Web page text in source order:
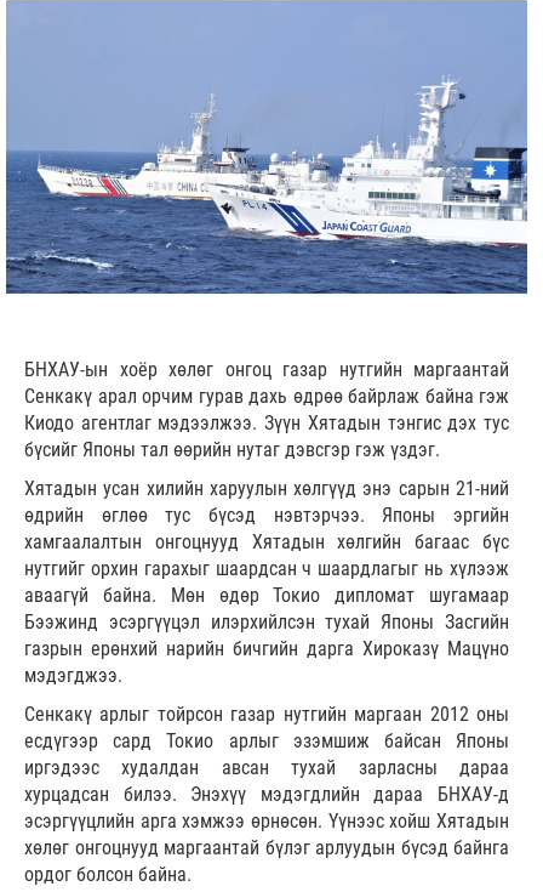
БНХАУ-ын хоёр хөлөг онгоц газар нутгийн маргаантай
Сенкакү арал орчим гурав дахь өдрөө байрлаж байна гэж
Киодо агентлаг мэдээлжээ. Зүүн Хятадын тэнгис дэх тус
бүсийг Японы тал өөрийн нутаг дэвсгэр гэж үздэг.
Хятадын усан хилийн харуулын хөлгүүд энэ сарын 21-ний
өдрийн өглөө тус бүсэд нэвтэрчээ. Японы эргийн
хамгаалалтын онгоцнууд Хятадын хөлгийн багаас бүс
нутгийг орхин гарахыг шаардсан ч шаардлагыг нь хүлээж
аваагүй байна. Мөн өдөр Токио дипломат шугамаар
Бээжинд эсэргүүцэл илэрхийлсэн тухай Японы Засгийн
газрын ерөнхий нарийн бичгийн дарга Хироказү Мацүно
мэдэгджээ.
Сенкакү арлыг тойрсон газар нутгийн маргаан 2012 оны
есдүгээр сард Токио арлыг эзэмшиж байсан Японы
иргэдээс худалдан авсан тухай зарласны дараа
хурцадсан билээ. Энэхүү мэдэгдлийн дараа БНХАУ-д
эсэргүүцлийн арга хэмжээ өрнөсөн. Үүнээс хойш Хятадын
хөлөг онгоцнууд маргаантай бүлэг арлуудын бүсэд байнга
ордог болсон байна.